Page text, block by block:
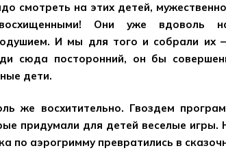
смотреть на этих детей,
Они уже вдоволь
И мы для того и собрали их
сюда посторонний, он бы
дети.
же восхитительно. Гвоздем
придумали для детей веселые игры.
по аэрогримму превратились в